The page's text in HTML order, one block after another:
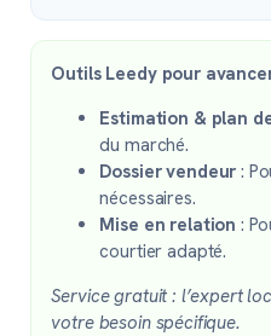
Outils Leedy pour
Estimation & plan
du marché.
Dossier vendeur :
nécessaires.
Mise en relation :
courtier adapté.
Service gratuit : l’expert
votre besoin spécifique.